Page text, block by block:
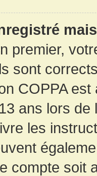
premier,
sont
COPPA
ans lors de
les
compte soit